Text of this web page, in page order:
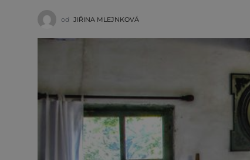
od JIŘINA MLEJNKOVÁ